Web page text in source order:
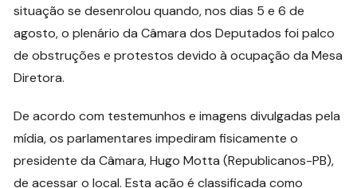
situação se desenrolou quando, nos dias 5 e 6 de
agosto, o plenário da Câmara dos Deputados foi palco
de obstruções e protestos devido à ocupação da Mesa
Diretora.
De acordo com testemunhos e imagens divulgadas pela
mídia, os parlamentares impediram fisicamente o
presidente da Câmara, Hugo Motta (Republicanos-PB),
de acessar o local. Esta ação é classificada como